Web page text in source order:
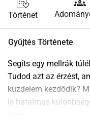
Történet
groups
Gyűjtés Története
Segíts egy mellrák
Tudod azt az érzést,
küzdelem kezdődik?
is hatalmas